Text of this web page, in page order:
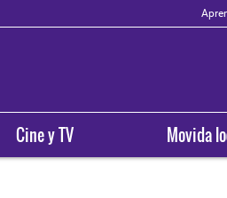
Cine y TV Movida